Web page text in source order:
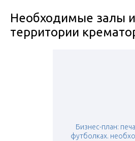
Необходимые залы и
территории
Бизнес-план:
футболках.